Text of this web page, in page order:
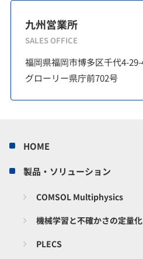
九州営業所
SALES OFFICE
福岡県福岡市博多区千代4-29-
グローリー県庁前702号
HOME
製品・ソリューション
COMSOL Multiphysics
機械学習と不確かさの定量
PLECS